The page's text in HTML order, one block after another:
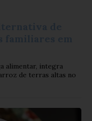
alimentar, integra
de terras altas no